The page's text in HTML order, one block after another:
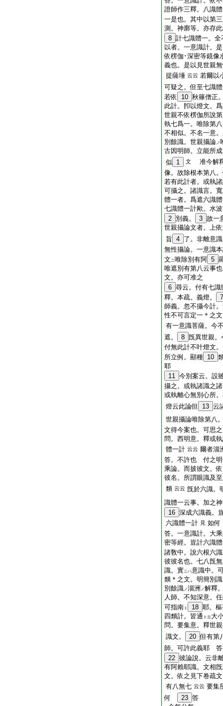
證師作三釋。八識
一是也。其中以第
測。神廓等。亦存
8 計七識體一。
以者。一意識計。
依楞伽･深密等鏡像
義也。是以見世親
提薩埵 云云 若爾以
可疑之。但至七識
若依
10 秋篠僧正
此計。卽以燈文。
世親不依楞伽所說
執七爲一。唯除第
不相似。不名一意
別餘識。世親攝論ノ
古因明師。立能所
似 1 文
准今解
像。故除根本第八
若有此計者。或執
可攝之。諸識言。
體一者。爲遮六識
七識體一計歟。水
2 別義。 3 故一
世親攝論文者。上
旨 4 了。非離意
無性攝論。一意識
文ニ唯除別有阿 5
唯遮別有第八云事
文。亦可准之
6 尋云。付有七
釋。本疏。義燈。
7
師義。忽不攝今計
性不可言定一＊之
有一意識菩薩。今
遮。
8 旣異世親。
付無此計不叶燈文
所立例。顯種 10
耶
11 今別案云。設
攝之。或執諸識之
或執離心無別心所
燈云此論但
13 云
世親攝論唯除第八
文得今案也。可思之
問。西明意。釋或
體一計 云云 爾者淄
答。不許也 付之明
乘論。而披彼文。
彼名。所謂眼識及
類 云云 旣於六識。
識體一云事。加之
16 深成六識義。
六識體一計 見 如何
答。一意識計。大
密等經。豈計六識
諸敎中。說六根六
彼彼名也。七八旣
識。實ニハ意識中。
類＊之文。明簡別
別餘識ノ淄洲 ノ解釋
人師。不知深意。
可指南 ト 18 耶。
四類計。皆通 ト云大
問。要集意。釋世
識文。
20 但有第
師。可許此義耶
22 彼論說。云非
有阿賴耶識。文相
文。依之見下卷疏
有八無七 云云 要集
何
23 答